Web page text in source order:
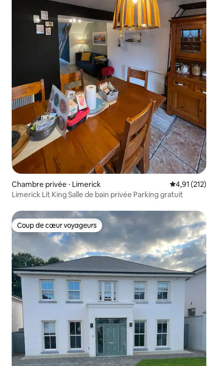
Chambre privée ⋅ Limerick Évaluation
4,91 (212)
Limerick Lit King Salle de bain privée Parking gratuit
Coup de cœur voyageurs
Coup de cœur voyageurs